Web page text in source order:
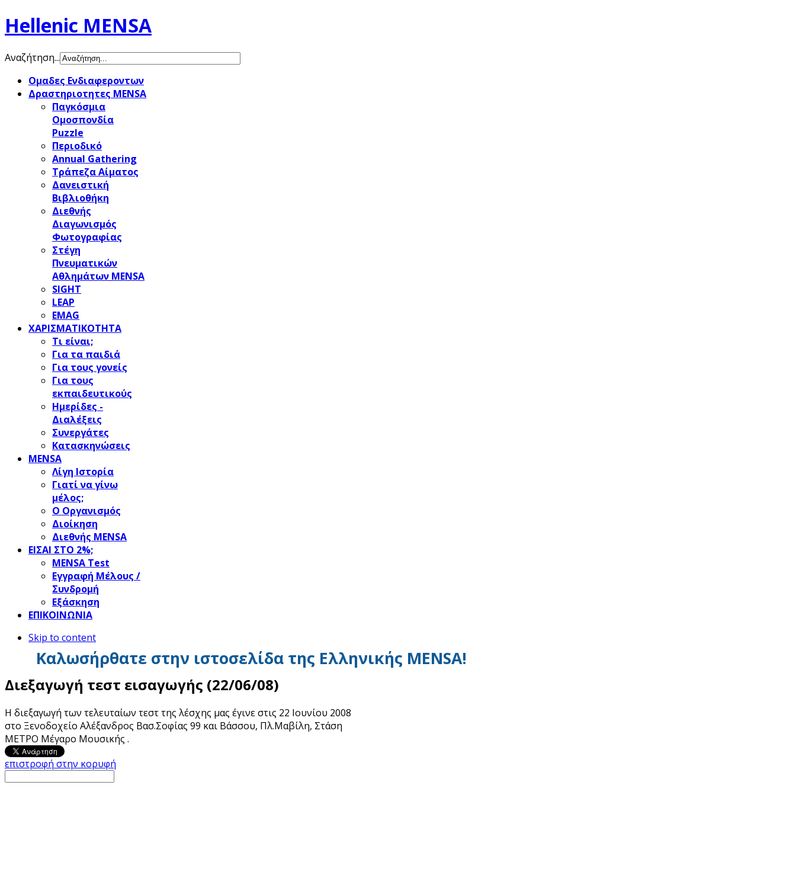
Hellenic MENSA
Αναζήτηση...
Ομαδες Ενδιαφεροντων
Δραστηριοτητες MENSA
Παγκόσμια
Ομοσπονδία
Puzzle
Περιοδικό
Annual Gathering
Τράπεζα Αίματος
Δανειστική
Βιβλιοθήκη
Διεθνής
Διαγωνισμός
Φωτογραφίας
Στέγη
Πνευματικών
Αθλημάτων MENSA
SIGHT
LEAP
EMAG
ΧΑΡΙΣΜΑΤΙΚΟΤΗΤΑ
Τι είναι;
Για τα παιδιά
Για τους γονείς
Για τους
εκπαιδευτικούς
Ημερίδες -
Διαλέξεις
Συνεργάτες
Κατασκηνώσεις
MENSA
Λίγη Ιστορία
Γιατί να γίνω
μέλος;
Ο Οργανισμός
Διοίκηση
Διεθνής MENSA
ΕΙΣΑΙ ΣΤΟ 2%;
ΜΕΝSΑ Test
Εγγραφή Μέλους /
Συνδρομή
Εξάσκηση
ΕΠΙΚΟΙΝΩΝΙΑ
Skip to content
Καλωσήρθατε στην ιστοσελίδα της Ελληνικής MENSA!
Διεξαγωγή τεστ εισαγωγής (22/06/08)
Η διεξαγωγή των τελευταίων τεστ της λέσχης μας έγινε στις 22 Ιουνίου 2008
στο Ξενοδοχείο Αλέξανδρος Βασ.Σοφίας 99 και Βάσσου, Πλ.Μαβίλη, Στάση
ΜΕΤΡΟ Μέγαρο Μουσικής .
επιστροφή στην κορυφή